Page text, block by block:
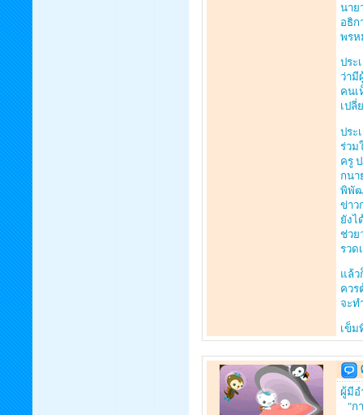
นาย
อธิก
พรห
ประ
ว่ามี
คนเ
เปลี่
ประ
ร่วม
ครู
กนา
พิพัฒ
ข่าว
ยังไ
ช่วย
รวด
แล้ว
ควร
จะท
เข็ม
ผู้มีอ
"ก